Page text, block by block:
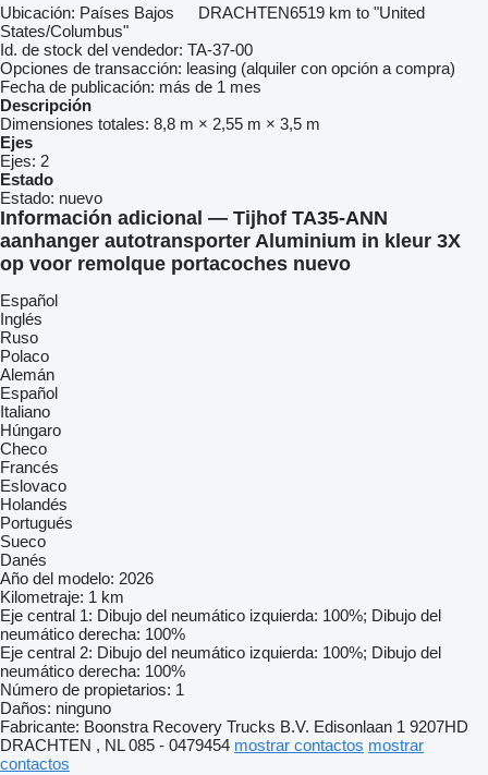
Ubicación: Países Bajos DRACHTEN6519 km to "United
States/Columbus"
Id. de stock del vendedor: TA-37-00
Opciones de transacción: leasing (alquiler con opción a compra)
Fecha de publicación: más de 1 mes
Descripción
Dimensiones totales: 8,8 m × 2,55 m × 3,5 m
Ejes
Ejes: 2
Estado
Estado: nuevo
Información adicional — Tijhof TA35-ANN
aanhanger autotransporter Aluminium in kleur 3X
op voor remolque portacoches nuevo
Español
Inglés
Ruso
Polaco
Alemán
Español
Italiano
Húngaro
Checo
Francés
Eslovaco
Holandés
Portugués
Sueco
Danés
Año del modelo: 2026
Kilometraje: 1 km
Eje central 1: Dibujo del neumático izquierda: 100%; Dibujo del
neumático derecha: 100%
Eje central 2: Dibujo del neumático izquierda: 100%; Dibujo del
neumático derecha: 100%
Número de propietarios: 1
Daños: ninguno
Fabricante: Boonstra Recovery Trucks B.V. Edisonlaan 1 9207HD
DRACHTEN , NL 085 - 0479454 mostrar contactos mostrar
contactos